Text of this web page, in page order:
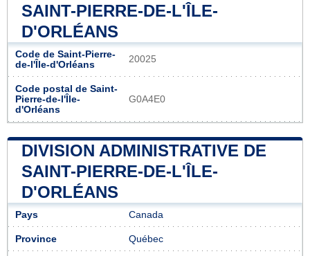
SAINT-PIERRE-DE-L'ÎLE-
D'ORLÉANS
Code de Saint-Pierre-
de-l'Île-d'Orléans
20025
Code postal de Saint-
Pierre-de-l'Île-
d'Orléans
G0A4E0
DIVISION ADMINISTRATIVE DE
SAINT-PIERRE-DE-L'ÎLE-
D'ORLÉANS
Pays Canada
Province Québec